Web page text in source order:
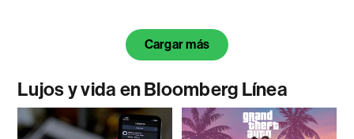
Cargar más
Lujos y vida en Bloomberg Línea